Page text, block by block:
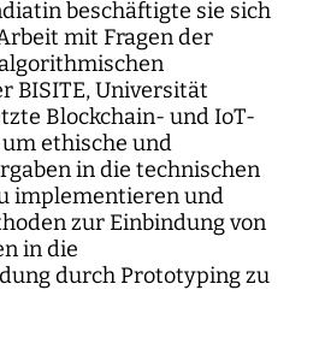
beschäftigte sie sich
mit Fragen der
BISITE, Universität
Blockchain- und IoT-
ethische und
in die technischen
implementieren und
zur Einbindung von
in die
durch Prototyping zu